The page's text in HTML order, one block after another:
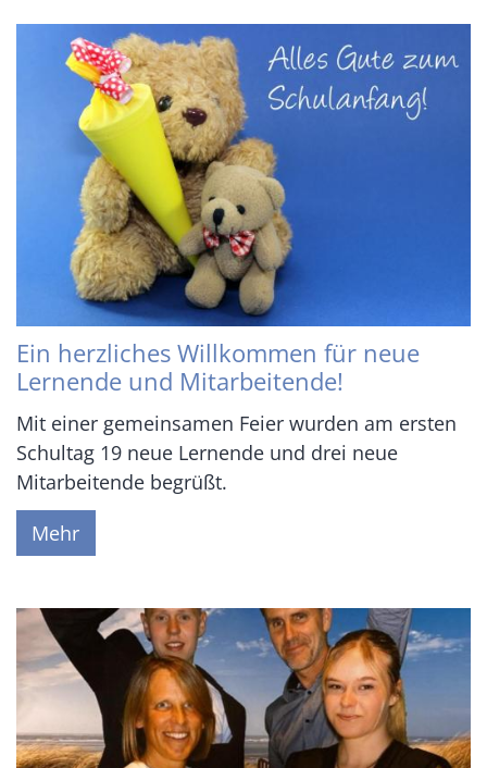
Ein herzliches Willkommen für neue
Lernende und Mitarbeitende!
Mit einer gemeinsamen Feier wurden am ersten
Schultag 19 neue Lernende und drei neue
Mitarbeitende begrüßt.
Mehr